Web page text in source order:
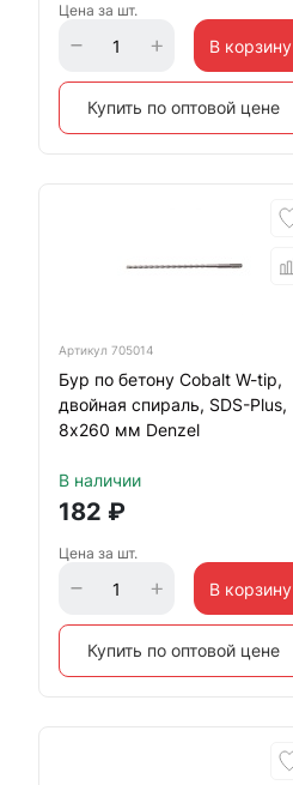
Цена за шт.
В корзину
Купить по оптовой цене
Артикул 705014
Бур по бетону Cobalt W-tip,
двойная спираль, SDS-Plus,
8х260 мм Denzel
В наличии
182 ₽
Цена за шт.
В корзину
Купить по оптовой цене